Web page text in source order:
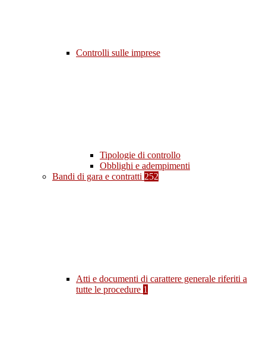
Controlli sulle imprese
Tipologie di controllo
Obblighi e adempimenti
Bandi di gara e contratti 252
Atti e documenti di carattere generale riferiti a
tutte le procedure 1